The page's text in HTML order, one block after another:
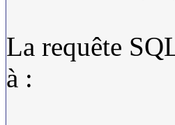
La requête
à :